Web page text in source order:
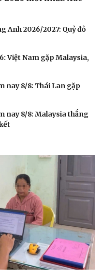
Anh 2026/2027: Quỷ đỏ
Việt Nam gặp Malaysia,
nay 8/8: Thái Lan gặp
nay 8/8: Malaysia thắng